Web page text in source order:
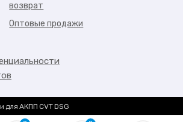
возврат
Оптовые продажи
для АКПП CVT DSG